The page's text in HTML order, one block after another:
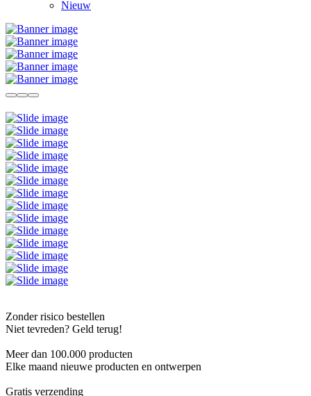
Nieuw
Zonder risico bestellen
Niet tevreden? Geld terug!
Meer dan 100.000 producten
Elke maand nieuwe producten en ontwerpen
Gratis verzending